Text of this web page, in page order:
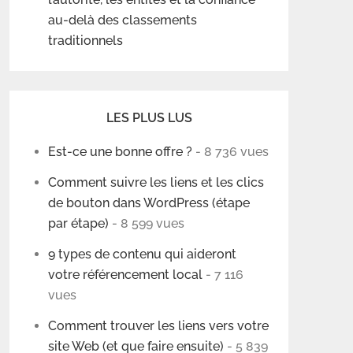
au-delà des classements
traditionnels
LES PLUS LUS
Est-ce une bonne offre ? - 8 736 vues
Comment suivre les liens et les clics
de bouton dans WordPress (étape
par étape) - 8 599 vues
9 types de contenu qui aideront
votre référencement local - 7 116
vues
Comment trouver les liens vers votre
site Web (et que faire ensuite) - 5 839